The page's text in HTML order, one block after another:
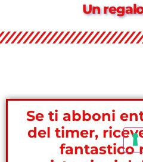
Un
Se ti abboni
del timer,
fantastico